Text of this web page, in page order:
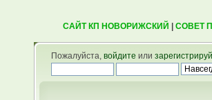
САЙТ КП НОВОРИЖСКИЙ СОВЕТ
Пожалуйста, войдите или